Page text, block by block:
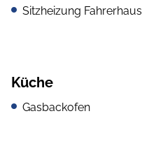
Sitzheizung Fahrerhaus
Küche
Gasbackofen